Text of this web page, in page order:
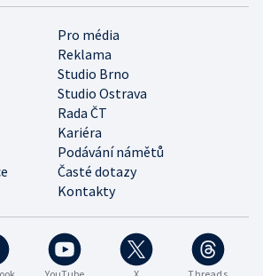
Pro média
Reklama
Studio Brno
Studio Ostrava
Rada ČT
Kariéra
Podávání námětů
Časté dotazy
Kontakty